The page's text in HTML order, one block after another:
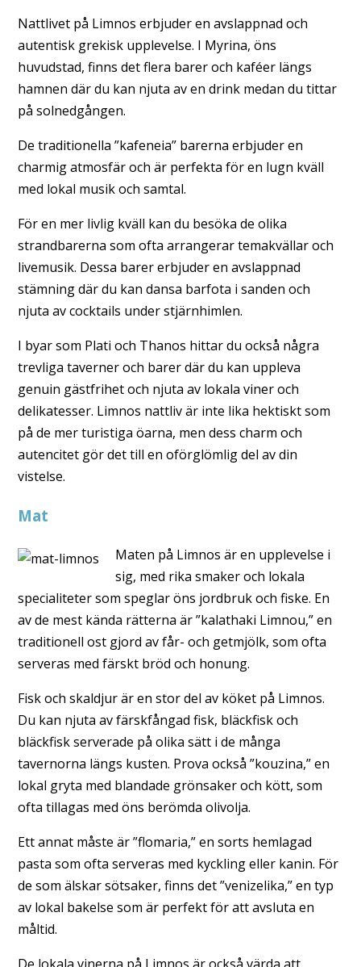
Nattlivet på Limnos erbjuder en avslappnad och
autentisk grekisk upplevelse. I Myrina, öns
huvudstad, finns det flera barer och kaféer längs
hamnen där du kan njuta av en drink medan du tittar
på solnedgången.
De traditionella ”kafeneia” barerna erbjuder en
charmig atmosfär och är perfekta för en lugn kväll
med lokal musik och samtal.
För en mer livlig kväll kan du besöka de olika
strandbarerna som ofta arrangerar temakvällar och
livemusik. Dessa barer erbjuder en avslappnad
stämning där du kan dansa barfota i sanden och
njuta av cocktails under stjärnhimlen.
I byar som Plati och Thanos hittar du också några
trevliga taverner och barer där du kan uppleva
genuin gästfrihet och njuta av lokala viner och
delikatesser. Limnos nattliv är inte lika hektiskt som
på de mer turistiga öarna, men dess charm och
autencitet gör det till en oförglömlig del av din
vistelse.
Mat
Maten på Limnos är en upplevelse i
sig, med rika smaker och lokala
specialiteter som speglar öns jordbruk och fiske. En
av de mest kända rätterna är ”kalathaki Limnou,” en
traditionell ost gjord av får- och getmjölk, som ofta
serveras med färskt bröd och honung.
Fisk och skaldjur är en stor del av köket på Limnos.
Du kan njuta av färskfångad fisk, bläckfisk och
bläckfisk serverade på olika sätt i de många
tavernorna längs kusten. Prova också ”kouzina,” en
lokal gryta med blandade grönsaker och kött, som
ofta tillagas med öns berömda olivolja.
Ett annat måste är ”flomaria,” en sorts hemlagad
pasta som ofta serveras med kyckling eller kanin. För
de som älskar sötsaker, finns det ”venizelika,” en typ
av lokal bakelse som är perfekt för att avsluta en
måltid.